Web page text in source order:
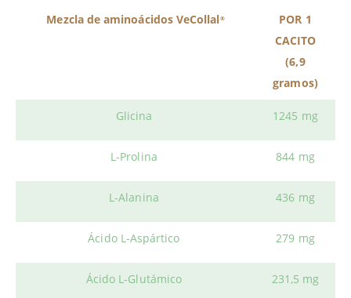
Mezcla de aminoácidos VeCollal®
POR 1
CACITO
(6,9
gramos)
Glicina 1245 mg
L-Prolina 844 mg
L-Alanina 436 mg
Ácido L-Aspártico 279 mg
Ácido L-Glutámico 231,5 mg